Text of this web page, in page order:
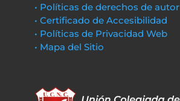
• Políticas de derechos de autor
• Certificado de Accesibilidad
• Políticas de Privacidad Web
• Mapa del Sitio